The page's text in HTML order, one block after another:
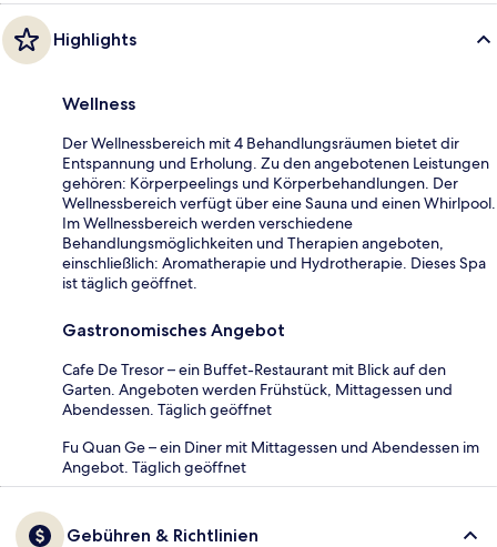
Highlights
Wellness
Der Wellnessbereich mit 4 Behandlungsräumen bietet dir
Entspannung und Erholung. Zu den angebotenen Leistungen
gehören: Körperpeelings und Körperbehandlungen. Der
Wellnessbereich verfügt über eine Sauna und einen Whirlpool.
Im Wellnessbereich werden verschiedene
Behandlungsmöglichkeiten und Therapien angeboten,
einschließlich: Aromatherapie und Hydrotherapie. Dieses Spa
ist täglich geöffnet.
Gastronomisches Angebot
Cafe De Tresor – ein Buffet-Restaurant mit Blick auf den
Garten. Angeboten werden Frühstück, Mittagessen und
Abendessen. Täglich geöffnet
Fu Quan Ge – ein Diner mit Mittagessen und Abendessen im
Angebot. Täglich geöffnet
Gebühren & Richtlinien